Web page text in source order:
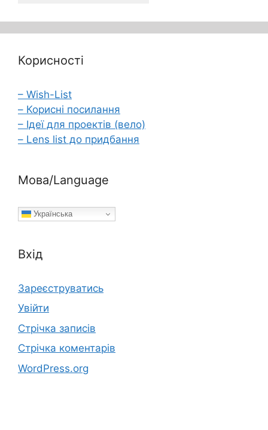
Корисності
– Wish-List
– Корисні посилання
– Ідеї для проектів (вело)
– Lens list до придбання
Мова/Language
Українська
Вхід
Зареєструватись
Увійти
Стрічка записів
Стрічка коментарів
WordPress.org